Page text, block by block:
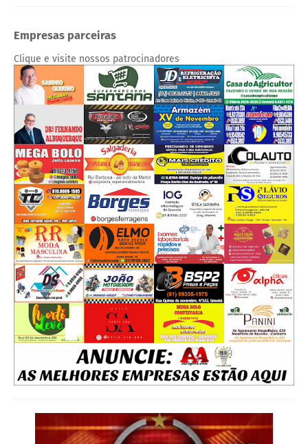
Empresas parceiras
Clique e visite nossos patrocinadores